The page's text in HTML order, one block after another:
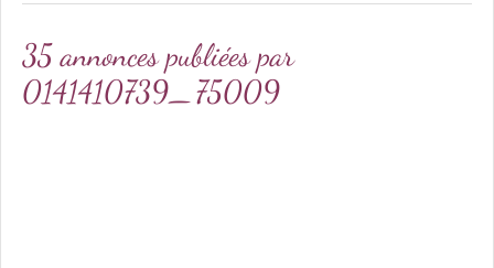
35 annonces publiées par
0141410739_75009